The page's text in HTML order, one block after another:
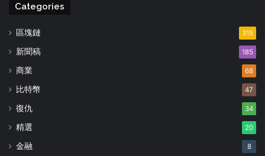
Categories
區塊鏈 315
新聞稿 185
商業 68
比特幣 47
復仇 34
精選 20
金融 8